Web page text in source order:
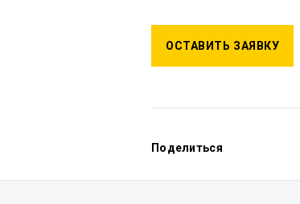
ОСТАВИТЬ ЗАЯВКУ
Поделиться